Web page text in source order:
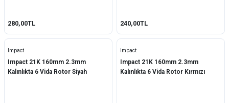
280,00TL 240,00TL
Impact
Impact 21K 160mm 2.3mm
Kalınlıkta 6 Vida Rotor Siyah
Impact
Impact 21K 160mm 2.3mm
Kalınlıkta 6 Vida Rotor Kırmızı